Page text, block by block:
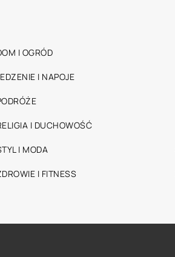
I OGRÓD
I NAPOJE
I DUCHOWOŚĆ
I MODA
I FITNESS